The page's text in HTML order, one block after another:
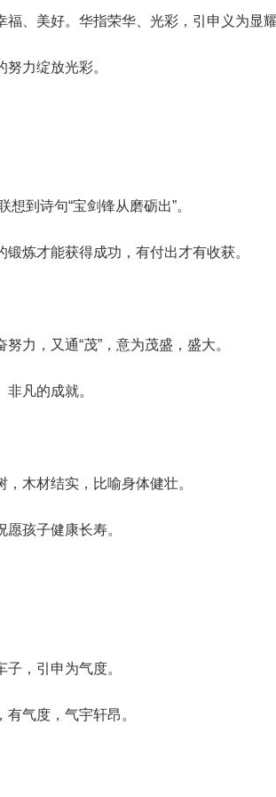
、美好。华指荣华、光彩，引申义为显耀
力绽放光彩。
想到诗句“宝剑锋从磨砺出”。
炼才能获得成功，有付出才有收获。
力，又通“茂”，意为茂盛，盛大。
凡的成就。
木材结实，比喻身体健壮。
孩子健康长寿。
，引申为气度。
气度，气宇轩昂。